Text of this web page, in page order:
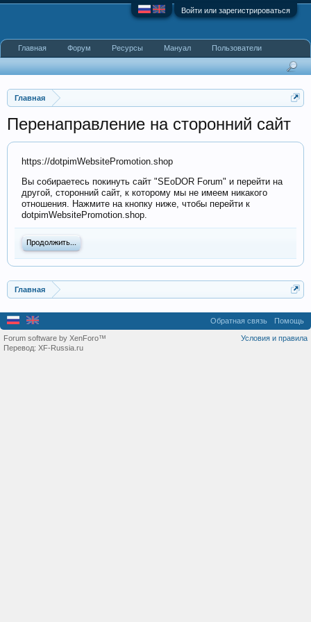
Войти или зарегистрироваться
Главная
Перенаправление на сторонний сайт
https://dotpimWebsitePromotion.shop
Вы собираетесь покинуть сайт "SEoDOR Forum" и перейти на
другой, сторонний сайт, к которому мы не имеем никакого
отношения. Нажмите на кнопку ниже, чтобы перейти к
dotpimWebsitePromotion.shop.
Продолжить...
Главная
Главная Форум Ресурсы Мануал Пользователи
Обратная связь Помощь
Условия и правила
Forum software by XenForo™
Перевод: XF-Russia.ru